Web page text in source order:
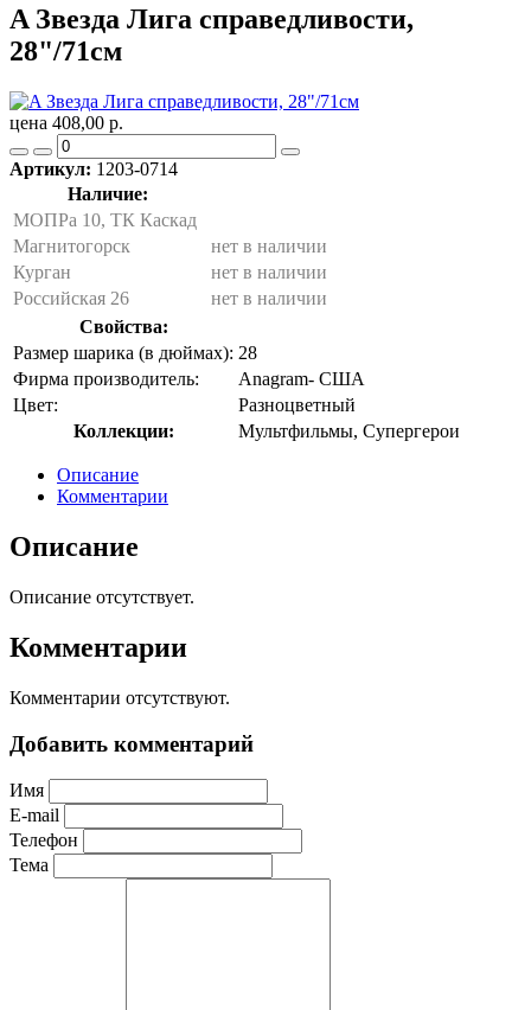
A Звезда Лига справедливости,
28"/71см
цена 408,00 р.
Артикул: 1203-0714
Наличие:
МОПРа 10, ТК Каскад
Магнитогорск
нет в наличии
Курган
нет в наличии
Российская 26
нет в наличии
Свойства:
Размер шарика (в дюймах): 28
Фирма производитель:
Anagram- США
Цвет:
Разноцветный
Коллекции:
Мультфильмы, Супергерои
Описание
Комментарии
Описание
Описание отсутствует.
Комментарии
Комментарии отсутствуют.
Добавить комментарий
Имя
E-mail
Телефон
Тема